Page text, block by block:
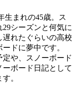
まれの45歳。ス
シーズンと何気に
れたぐらいの高校
ドに夢中です。
や、スノーボード
ボード日記として
。